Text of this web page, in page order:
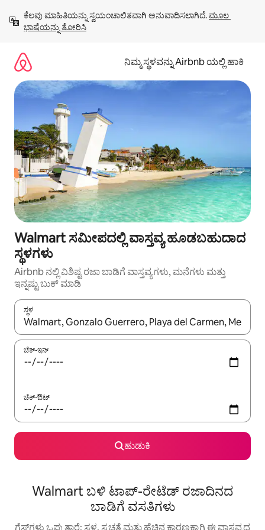
ಹೋಗಿ
ಕೆಲವು ಮಾಹಿತಿಯನ್ನು ಸ್ವಯಂಚಾಲಿತವಾಗಿ ಅನುವಾದಿಸಲಾಗಿದೆ. ಮೂಲ
ಭಾಷೆಯನ್ನು ತೋರಿಸಿ
ನಿಮ್ಮ ಸ್ಥಳವನ್ನು Airbnb ಯಲ್ಲಿ ಹಾಕಿ
Walmart ಸಮೀಪದಲ್ಲಿ ವಾಸ್ತವ್ಯ ಹೂಡಬಹುದಾದ
ಸ್ಥಳಗಳು
Airbnb ನಲ್ಲಿ ವಿಶಿಷ್ಟ ರಜಾ ಬಾಡಿಗೆ ವಾಸ್ತವ್ಯಗಳು, ಮನೆಗಳು ಮತ್ತು
ಇನ್ನಷ್ಟು ಬುಕ್ ಮಾಡಿ
ಸ್ಥಳ
ಫಲಿತಾಂಶಗಳು ಲಭ್ಯವಿರುವಾಗ, ಅಪ್ ಮತ್ತು ಡೌನ್ ಬಾಣದ ಕೀಲಿಗಳೊಂದಿಗೆ
ಚೆಕ್-ಇನ್
ಚೆಕ್-ಔಟ್
ಹುಡುಕಿ
Walmart ಬಳಿ ಟಾಪ್-ರೇಟೆಡ್ ರಜಾದಿನದ
ಬಾಡಿಗೆ ವಸತಿಗಳು
ಗೆಸ್ಟ್‌ಗಳು ಒಪ್ಪುತ್ತಾರೆ: ಸ್ಥಳ, ಸ್ವಚ್ಛತೆ ಮತ್ತು ಹೆಚ್ಚಿನ ಕಾರಣಕ್ಕಾಗಿ ಈ ವಾಸ್ತವ್ಯದ